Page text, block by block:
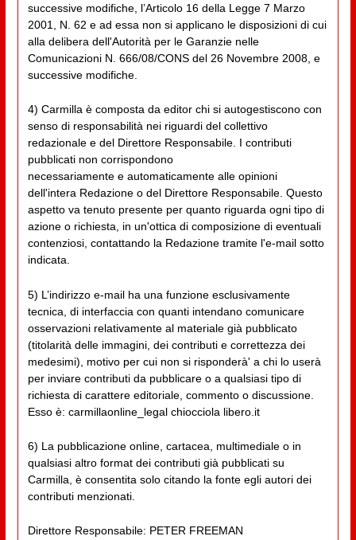
successive modifiche, l’Articolo 16 della Legge 7 Marzo
2001, N. 62 e ad essa non si applicano le disposizioni di cui
alla delibera dell'Autorità per le Garanzie nelle
Comunicazioni N. 666/08/CONS del 26 Novembre 2008, e
successive modifiche.
4) Carmilla è composta da editor chi si autogestiscono con
senso di responsabilità nei riguardi del collettivo
redazionale e del Direttore Responsabile. I contributi
pubblicati non corrispondono
necessariamente e automaticamente alle opinioni
dell'intera Redazione o del Direttore Responsabile. Questo
aspetto va tenuto presente per quanto riguarda ogni tipo di
azione o richiesta, in un'ottica di composizione di eventuali
contenziosi, contattando la Redazione tramite l'e-mail sotto
indicata.
5) L’indirizzo e-mail ha una funzione esclusivamente
tecnica, di interfaccia con quanti intendano comunicare
osservazioni relativamente al materiale già pubblicato
(titolarità delle immagini, dei contributi e correttezza dei
medesimi), motivo per cui non si risponderà' a chi lo userà
per inviare contributi da pubblicare o a qualsiasi tipo di
richiesta di carattere editoriale, commento o discussione.
Esso è: carmillaonline_legal chiocciola libero.it
6) La pubblicazione online, cartacea, multimediale o in
qualsiasi altro format dei contributi già pubblicati su
Carmilla, è consentita solo citando la fonte egli autori dei
contributi menzionati.
Direttore Responsabile: PETER FREEMAN